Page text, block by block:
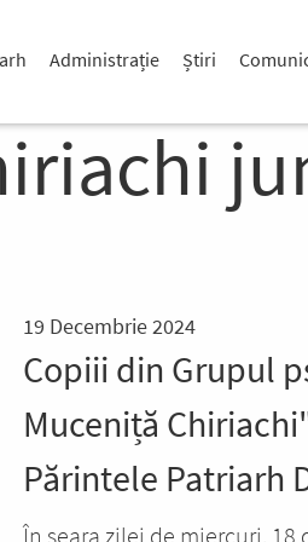
Administrație Știri
19 Decembrie 2024
Copiii din Grupul
Muceniță
Părintele Patriarh
În seara zilei de miercuri,